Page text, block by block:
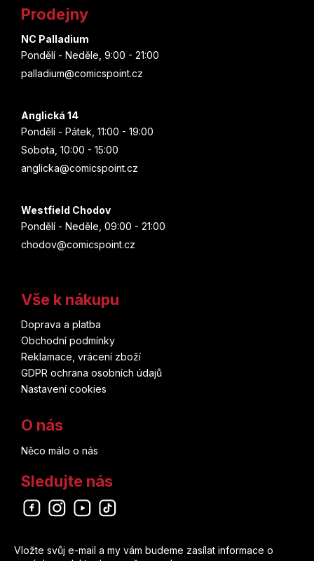
Prodejny
NC Palladium
Pondělí - Neděle, 9:00 - 21:00
palladium@comicspoint.cz
Anglická 14
Pondělí - Pátek, 11:00 - 19:00
Sobota, 10:00 - 15:00
anglicka@comicspoint.cz
Westfield Chodov
Pondělí - Neděle, 09:00 - 21:00
chodov@comicspoint.cz
Vše k nákupu
Doprava a platba
Obchodní podmínky
Reklamace, vrácení zboží
GDPR ochrana osobních údajů
Nastavení cookies
O nás
Něco málo o nás
Sledujte nás
Odebírat newsletter
Vložte svůj e-mail a my vám budeme zasílat informace o